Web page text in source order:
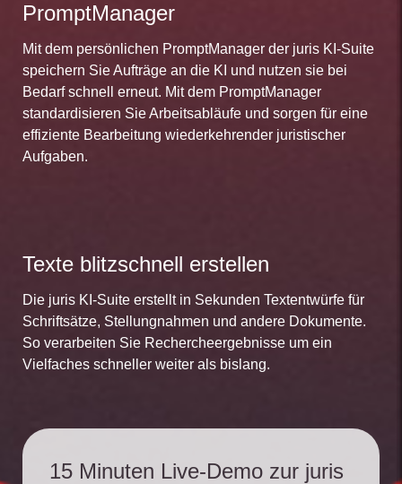
PromptManager
Mit dem persönlichen PromptManager der juris KI-Suite
speichern Sie Aufträge an die KI und nutzen sie bei
Bedarf schnell erneut. Mit dem PromptManager
standardisieren Sie Arbeitsabläufe und sorgen für eine
effiziente Bearbeitung wiederkehrender juristischer
Aufgaben.
Texte blitzschnell erstellen
Die juris KI-Suite erstellt in Sekunden Textentwürfe für
Schriftsätze, Stellungnahmen und andere Dokumente.
So verarbeiten Sie Rechercheergebnisse um ein
Vielfaches schneller weiter als bislang.
15 Minuten Live-Demo zur juris